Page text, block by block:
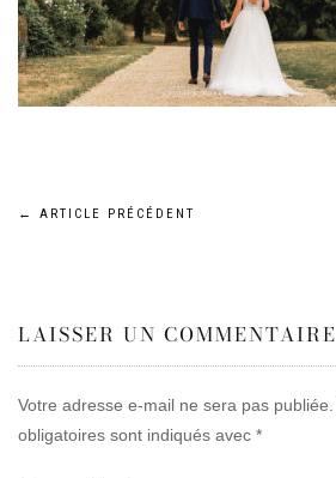
Navigation
l’article
← ARTICLE PRÉCÉDENT
LAISSER UN COMMENTAIRE
Votre adresse e-mail ne sera pas publiée.
obligatoires sont indiqués avec *